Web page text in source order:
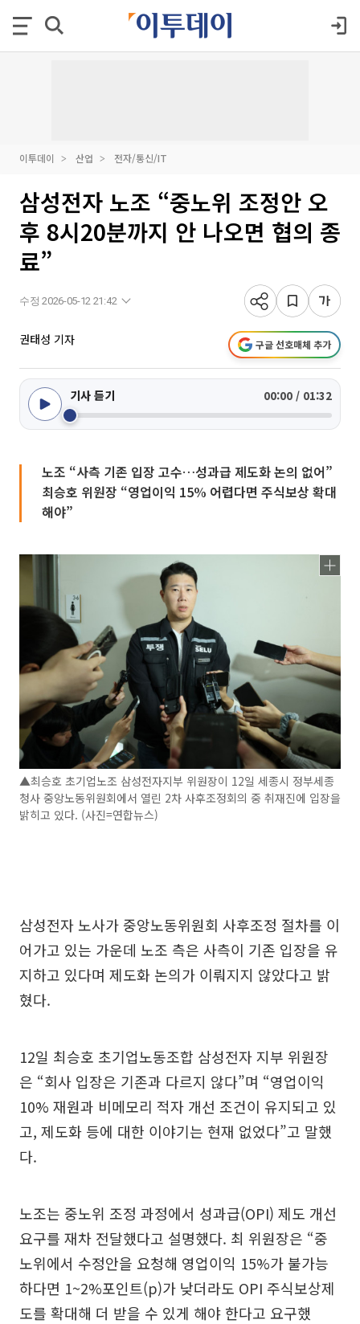
이투데이 산업 전자/통신/IT
삼성전자 노조 “중노위 조정안 오
후 8시20분까지 안 나오면 협의 종
료”
수정 2026-05-12 21:42
권태성 기자 구글 선호매체 추가
기사 듣기 00:00 / 01:32
노조 “사측 기존 입장 고수…성과급 제도화 논의 없어”
최승호 위원장 “영업이익 15% 어렵다면 주식보상 확대
해야”
▲최승호 초기업노조 삼성전자지부 위원장이 12일 세종시 정부세종
청사 중앙노동위원회에서 열린 2차 사후조정회의 중 취재진에 입장을
밝히고 있다. (사진=연합뉴스)
삼성전자 노사가 중앙노동위원회 사후조정 절차를 이
어가고 있는 가운데 노조 측은 사측이 기존 입장을 유
지하고 있다며 제도화 논의가 이뤄지지 않았다고 밝
혔다.
12일 최승호 초기업노동조합 삼성전자 지부 위원장
은 “회사 입장은 기존과 다르지 않다”며 “영업이익
10% 재원과 비메모리 적자 개선 조건이 유지되고 있
고, 제도화 등에 대한 이야기는 현재 없었다”고 말했
다.
노조는 중노위 조정 과정에서 성과급(OPI) 제도 개선
요구를 재차 전달했다고 설명했다. 최 위원장은 “중
노위에서 수정안을 요청해 영업이익 15%가 불가능
하다면 1~2%포인트(p)가 낮더라도 OPI 주식보상제
도를 확대해 더 받을 수 있게 해야 한다고 요구했